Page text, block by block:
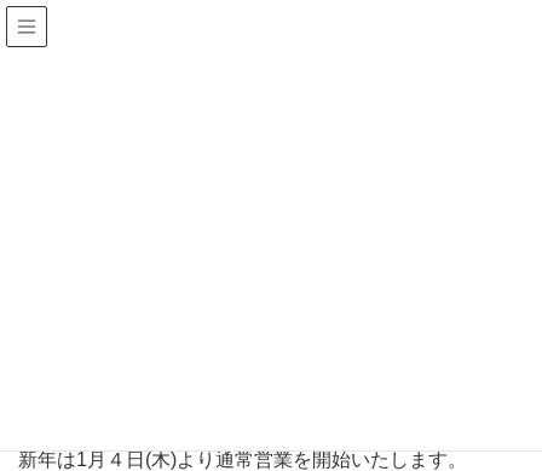
新年は1月４日(木)より通常営業を開始いたします。